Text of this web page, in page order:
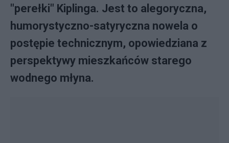
"perełki" Kiplinga. Jest to alegoryczna,
humorystyczno-satyryczna nowela o
postępie technicznym, opowiedziana z
perspektywy mieszkańców starego
wodnego młyna.